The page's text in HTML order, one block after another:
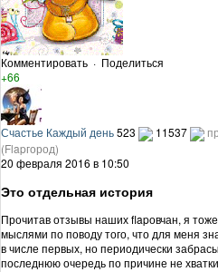
Комментировать · Поделиться
+66
Счастье Каждый день523 11537
(Flapгород)
20 февраля 2016 в 10:50
Это отдельная история
Прочитав отзывы наших flapовчан, я
мыслями по поводу того, что для меня
в числе первых, но периодически
последнюю очередь по причине не